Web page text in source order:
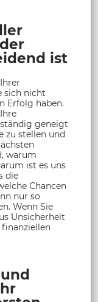
ist
sich nicht
Erfolg haben.
geneigt
zu stellen und
warum
ist es uns
die
Chancen
nur so
Wenn Sie
Unsicherheit
finanziellen